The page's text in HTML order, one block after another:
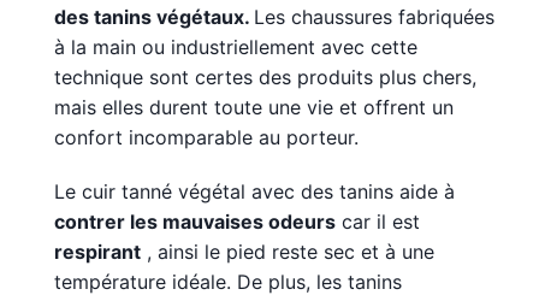
des tanins végétaux. Les chaussures fabriquées
à la main ou industriellement avec cette
technique sont certes des produits plus chers,
mais elles durent toute une vie et offrent un
confort incomparable au porteur.
Le cuir tanné végétal avec des tanins aide à
contrer les mauvaises odeurs car il est
respirant , ainsi le pied reste sec et à une
température idéale. De plus, les tanins